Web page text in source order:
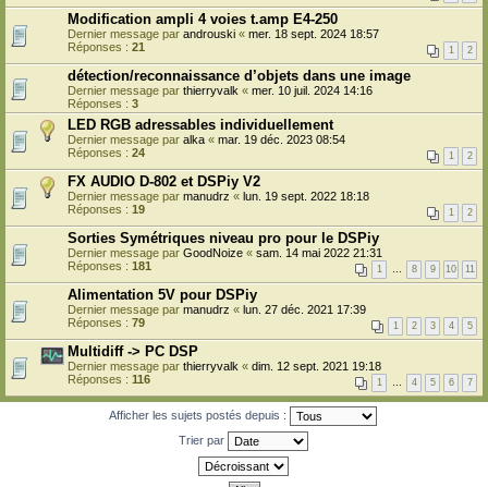
Modification ampli 4 voies t.amp E4-250
Dernier message par androuski « mer. 18 sept. 2024 18:57
Réponses : 21 1 2
détection/reconnaissance d’objets dans une image
Dernier message par thierryvalk « mer. 10 juil. 2024 14:16
Réponses : 3
LED RGB adressables individuellement
Dernier message par alka « mar. 19 déc. 2023 08:54
Réponses : 24 1 2
FX AUDIO D-802 et DSPiy V2
Dernier message par manudrz « lun. 19 sept. 2022 18:18
Réponses : 19 1 2
Sorties Symétriques niveau pro pour le DSPiy
Dernier message par GoodNoize « sam. 14 mai 2022 21:31
Réponses : 181 1 … 8 9 10 11
Alimentation 5V pour DSPiy
Dernier message par manudrz « lun. 27 déc. 2021 17:39
Réponses : 79 1 2 3 4 5
Multidiff -> PC DSP
Dernier message par thierryvalk « dim. 12 sept. 2021 19:18
Réponses : 116 1 … 4 5 6 7
Afficher les sujets postés depuis :
Trier par